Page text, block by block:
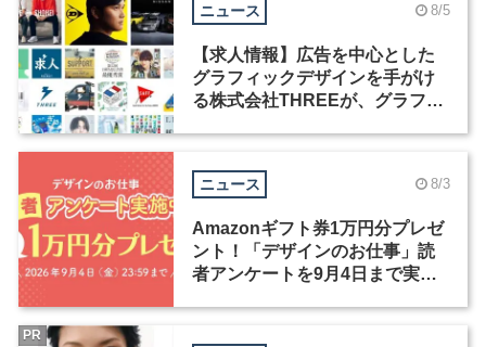
ニュース 8/5
【求人情報】広告を中心とした
グラフィックデザインを手がけ
る株式会社THREEが、グラフィ
ニュース 8/3
Amazonギフト券1万円分プレゼ
ント！「デザインのお仕事」読
者アンケートを9月4日まで実施
PR